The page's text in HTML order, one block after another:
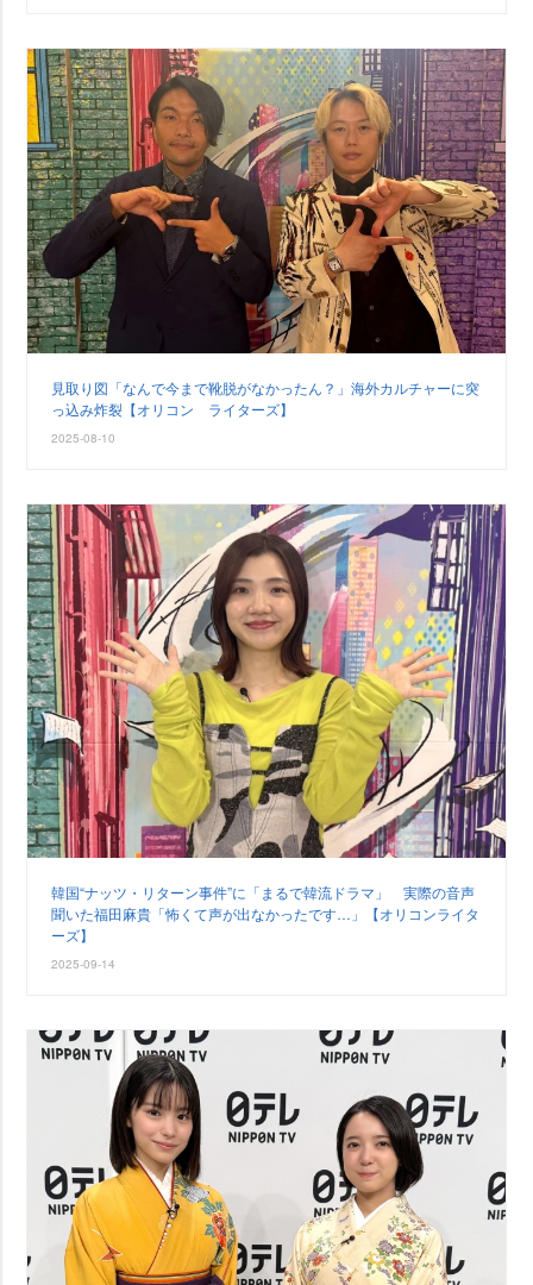
見取り図「なんで今まで靴脱がなかったん？」海外カルチャーに突
っ込み炸裂【オリコン ライターズ】
2025-08-10
韓国“ナッツ・リターン事件”に「まるで韓流ドラマ」 実際の音声
聞いた福田麻貴「怖くて声が出なかったです…」【オリコンライタ
ーズ】
2025-09-14